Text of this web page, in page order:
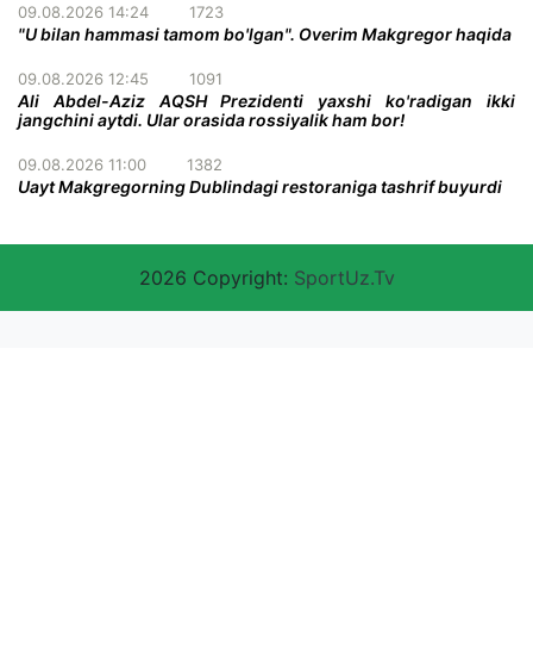
09.08.2026 14:24 1723
"U bilan hammasi tamom bo'lgan". Overim Makgregor haqida
09.08.2026 12:45 1091
Ali Abdel-Aziz AQSH Prezidenti yaxshi ko'radigan ikki
jangchini aytdi. Ular orasida rossiyalik ham bor!
09.08.2026 11:00 1382
Uayt Makgregorning Dublindagi restoraniga tashrif buyurdi
2026 Copyright: SportUz.Tv